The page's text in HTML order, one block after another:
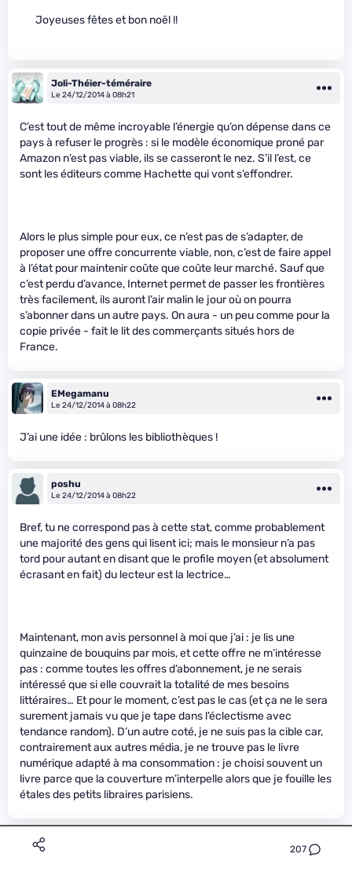
207
Joyeuses fêtes et bon noël !!
Joli-Théier-téméraire
Le 24/12/2014 à 08h21
C’est tout de même incroyable l’énergie qu’on dépense dans ce
pays à refuser le progrès : si le modèle économique proné par
Amazon n’est pas viable, ils se casseront le nez. S’il l’est, ce
sont les éditeurs comme Hachette qui vont s’effondrer.
Alors le plus simple pour eux, ce n’est pas de s’adapter, de
proposer une offre concurrente viable, non, c’est de faire appel
à l’état pour maintenir coûte que coûte leur marché. Sauf que
c’est perdu d’avance, Internet permet de passer les frontières
très facilement, ils auront l’air malin le jour où on pourra
s’abonner dans un autre pays. On aura - un peu comme pour la
copie privée - fait le lit des commerçants situés hors de
France.
EMegamanu
Le 24/12/2014 à 08h22
J’ai une idée : brûlons les bibliothèques !
poshu
Le 24/12/2014 à 08h22
Bref, tu ne correspond pas à cette stat, comme probablement
une majorité des gens qui lisent ici; mais le monsieur n’a pas
tord pour autant en disant que le profile moyen (et absolument
écrasant en fait) du lecteur est la lectrice…
Maintenant, mon avis personnel à moi que j’ai : je lis une
quinzaine de bouquins par mois, et cette offre ne m’intéresse
pas : comme toutes les offres d’abonnement, je ne serais
intéressé que si elle couvrait la totalité de mes besoins
littéraires… Et pour le moment, c’est pas le cas (et ça ne le sera
surement jamais vu que je tape dans l’éclectisme avec
tendance random). D’un autre coté, je ne suis pas la cible car,
contrairement aux autres média, je ne trouve pas le livre
numérique adapté à ma consommation : je choisi souvent un
livre parce que la couverture m’interpelle alors que je fouille les
étales des petits libraires parisiens.